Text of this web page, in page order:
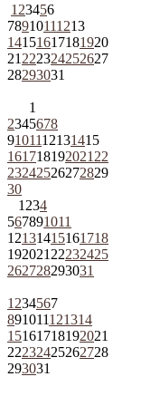
1 23456
78910111213
14151617181920
21 222324252627
28293031
1
2345678
9101112131415
161718192021 22
23242526272829
30
1 234
567891011
12131415161718
192021 22232425
262728293031
1 234567
891011121314
15161718192021
22232425262728
293031